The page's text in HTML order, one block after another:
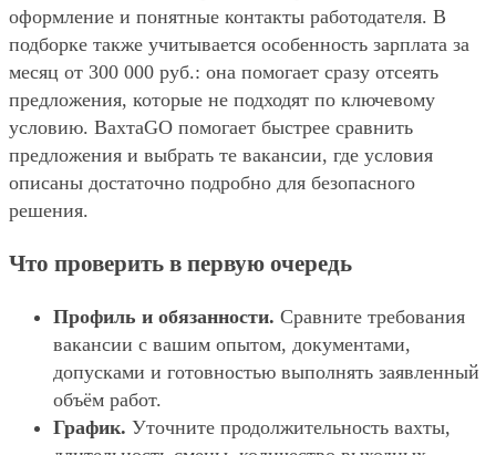
оформление и понятные контакты работодателя. В
подборке также учитывается особенность зарплата за
месяц от 300 000 руб.: она помогает сразу отсеять
предложения, которые не подходят по ключевому
условию. ВахтаGO помогает быстрее сравнить
предложения и выбрать те вакансии, где условия
описаны достаточно подробно для безопасного
решения.
Что проверить в первую очередь
Профиль и обязанности. Сравните требования
вакансии с вашим опытом, документами,
допусками и готовностью выполнять заявленный
объём работ.
График. Уточните продолжительность вахты,